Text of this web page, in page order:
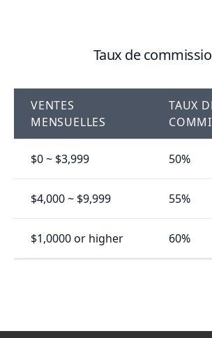
Taux de
VENTES
MENSUELLES
TAUX
$0 ~ $3,999 50%
$4,000 ~ $9,999 55%
$1,0000 or higher 60%